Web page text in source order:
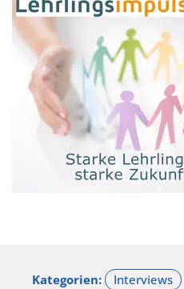
Kategorien: